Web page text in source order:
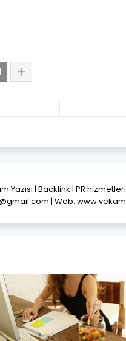
Yazısı | Backlink | PR
| Web: